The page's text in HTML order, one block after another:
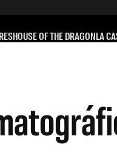
HOUSE OF THE DRAGONLA